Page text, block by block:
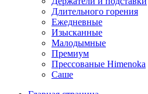
Длительного горения
Ежедневные
Изысканные
Малодымные
Премиум
Прессованые Himenoka
Саше